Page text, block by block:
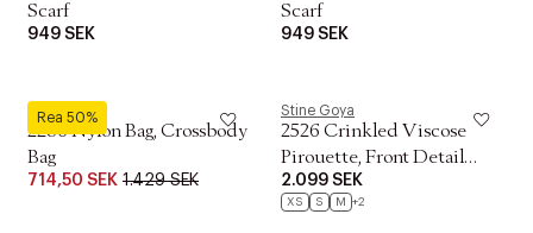
Scarf
949 SEK
Scarf
949 SEK
Rea 50%
Stine Goya
2286 Nylon Bag, Crossbody
Bag
714,50 SEK 1.429 SEK
Stine Goya
2526 Crinkled Viscose
Pirouette, Front Detail
Long Sleeve To
2.099 SEK
XS S M +2